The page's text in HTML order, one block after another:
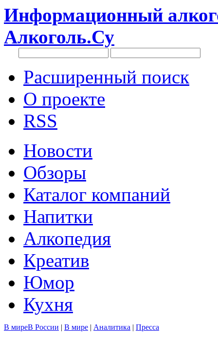
Информационный
Алкоголь.Су
Расширенный поиск
О проекте
RSS
Новости
Обзоры
Каталог компаний
Напитки
Алкопедия
Креатив
Юмор
Кухня
В миреВ России | В мире | Аналитика | Пресса